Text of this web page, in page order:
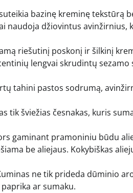
bazinę kreminę tekstūrą
naudoja džiovintus avinžirnius,
riešutinį poskonį ir šilkinį
lengvai skrudintų sezamo
tahini pastos sodrumą,
tik šviežias česnakas, kuris
gaminant pramoniniu būdu
be aliejaus. Kokybiškas
ne tik prideda dūminio
ar sumaku.